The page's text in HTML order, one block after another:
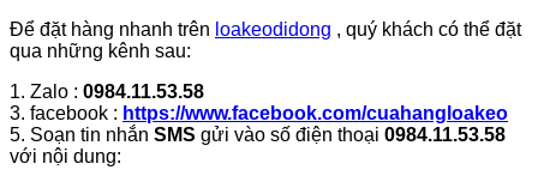
Để đặt hàng nhanh trên loakeodidong , quý khách có thể đặt
qua những kênh sau:
1. Zalo : 0984.11.53.58
3. facebook : https://www.facebook.com/cuahangloakeo
5. Soạn tin nhắn SMS gửi vào số điện thoại 0984.11.53.58
với nội dung: